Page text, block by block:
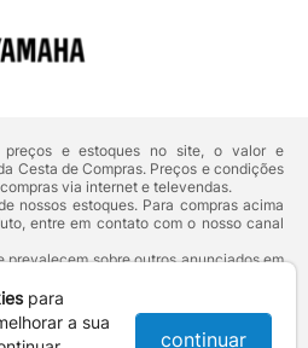
preços e estoques no site, o valor e
Cesta de Compras. Preços e condições
via internet e televendas.
nossos estoques. Para compras acima
entre em contato com o nosso canal
prevalecem sobre outros anunciados em
dados e análises de crédito e risco.
para
a sua
continuar